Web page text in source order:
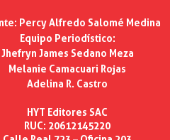
Percy Alfredo Salomé Medina
Equipo Periodístico:
Jhefryn James Sedano Meza
Melanie Camacuari Rojas
Adelina R. Castro
HYT Editores SAC
RUC: 20612145220